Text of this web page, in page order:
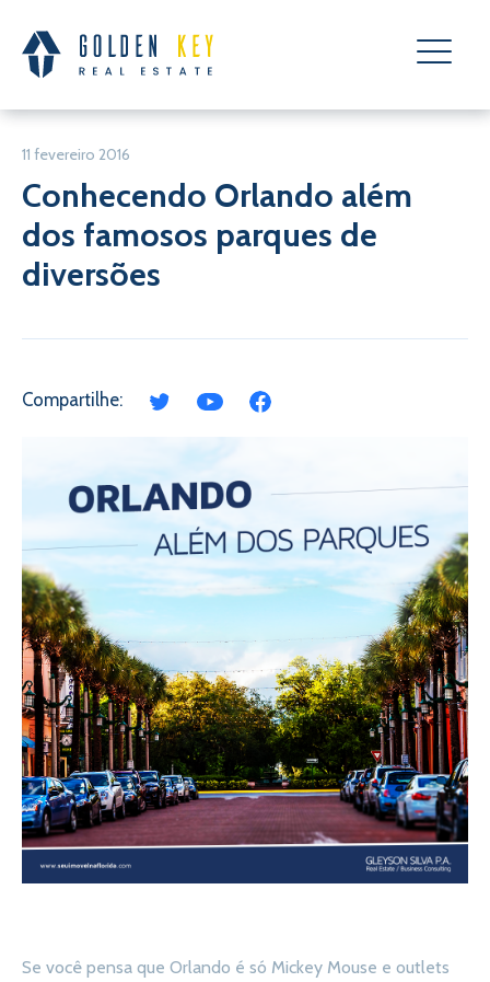
11 fevereiro 2016
Conhecendo Orlando além
dos famosos parques de
diversões
Compartilhe:
Se você pensa que Orlando é só Mickey Mouse e outlets